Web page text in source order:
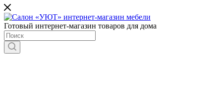
Готовый интернет-магазин товаров для дома